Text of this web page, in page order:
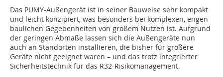
Das PUMY-Außengerät ist in seiner Bauweise sehr kompakt
und leicht konzipiert, was besonders bei komplexen, engen
baulichen Gegebenheiten von großem Nutzen ist. Aufgrund
der geringen Abmaße lassen sich die Außengeräte nun
auch an Standorten installieren, die bisher für größere
Geräte nicht geeignet waren – und das trotz integrierter
Sicherheitstechnik für das R32-Risikomanagement.